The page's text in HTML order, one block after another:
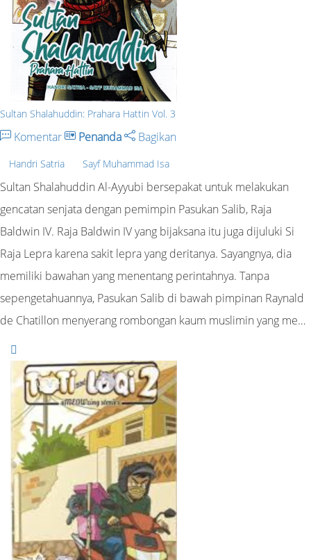
Sultan Shalahuddin: Prahara Hattin Vol. 3
Komentar Penanda Bagikan
Handri Satria Sayf Muhammad Isa
Sultan Shalahuddin Al-Ayyubi bersepakat untuk melakukan
gencatan senjata dengan pemimpin Pasukan Salib, Raja
Baldwin IV. Raja Baldwin IV yang bijaksana itu juga dijuluki Si
Raja Lepra karena sakit lepra yang deritanya. Sayangnya, dia
memiliki bawahan yang menentang perintahnya. Tanpa
sepengetahuannya, Pasukan Salib di bawah pimpinan Raynald
de Chatillon menyerang rombongan kaum muslimin yang me…